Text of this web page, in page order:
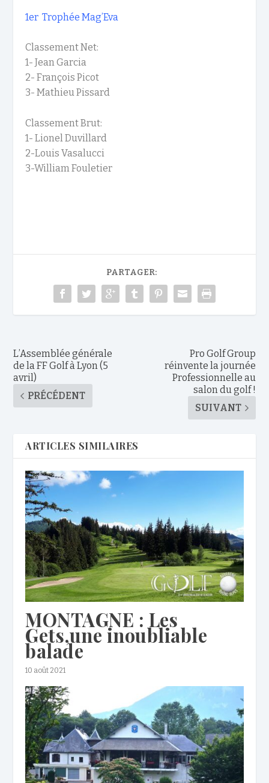
1er Trophée Mag’Eva
Classement Net:
1- Jean Garcia
2- François Picot
3- Mathieu Pissard
Classement Brut:
1- Lionel Duvillard
2-Louis Vasalucci
3-William Fouletier
PARTAGER:
L’Assemblée générale
de la FF Golf à Lyon (5
avril)
PRÉCÉDENT
Pro Golf Group
réinvente la journée
Professionnelle au
salon du golf !
SUIVANT
ARTICLES SIMILAIRES
MONTAGNE : Les
Gets,une inoubliable
balade
10 août 2021